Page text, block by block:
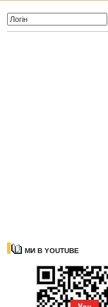
МИ В YOUTUBE